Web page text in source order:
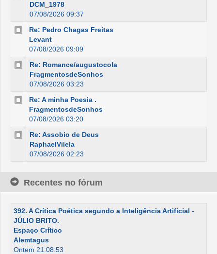
DCM_1978
07/08/2026 09:37
Re: Pedro Chagas Freitas
Levant
07/08/2026 09:09
Re: Romance/augustocola
FragmentosdeSonhos
07/08/2026 03:23
Re: A minha Poesia .
FragmentosdeSonhos
07/08/2026 03:20
Re: Assobio de Deus
RaphaelVilela
07/08/2026 02:23
Recentes no fórum
392. A Crítica Poética segundo a Inteligência Artificial -
JÚLIO BRITO.
Espaço Crítico
Alemtagus
Ontem 21:08:53